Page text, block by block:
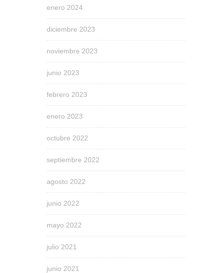
enero 2024
diciembre 2023
noviembre 2023
junio 2023
febrero 2023
enero 2023
octubre 2022
septiembre 2022
agosto 2022
junio 2022
mayo 2022
julio 2021
junio 2021